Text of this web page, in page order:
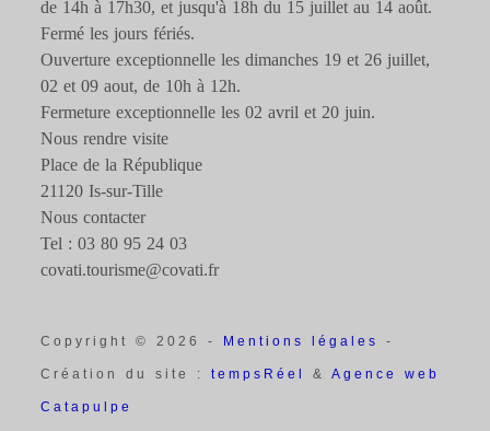
de 14h à 17h30, et jusqu'à 18h du 15 juillet au 14 août.
Fermé les jours fériés.
Ouverture exceptionnelle les dimanches 19 et 26 juillet,
02 et 09 aout, de 10h à 12h.
Fermeture exceptionnelle les 02 avril et 20 juin.
Nous rendre visite
Place de la République
21120 Is-sur-Tille
Nous contacter
Tel : 03 80 95 24 03
covati.tourisme@covati.fr
Copyright © 2026 - Mentions légales -
Création du site :tempsRéel&Agence web
Catapulpe